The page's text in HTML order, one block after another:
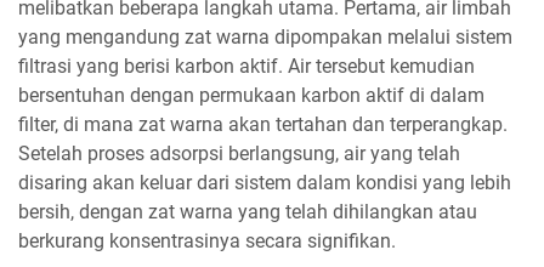
melibatkan beberapa langkah utama. Pertama, air limbah
yang mengandung zat warna dipompakan melalui sistem
filtrasi yang berisi karbon aktif. Air tersebut kemudian
bersentuhan dengan permukaan karbon aktif di dalam
filter, di mana zat warna akan tertahan dan terperangkap.
Setelah proses adsorpsi berlangsung, air yang telah
disaring akan keluar dari sistem dalam kondisi yang lebih
bersih, dengan zat warna yang telah dihilangkan atau
berkurang konsentrasinya secara signifikan.